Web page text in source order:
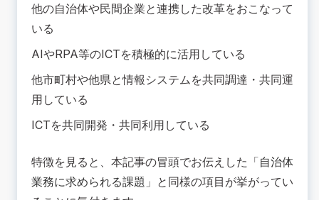
他の自治体や民間企業と連携した改革をおこなって
いる
AIやRPA等のICTを積極的に活用している
他市町村や他県と情報システムを共同調達・共同運
用している
ICTを共同開発・共同利用している
特徴を見ると、本記事の冒頭でお伝えした「自治体
業務に求められる課題 」と同様の項目が挙がってい